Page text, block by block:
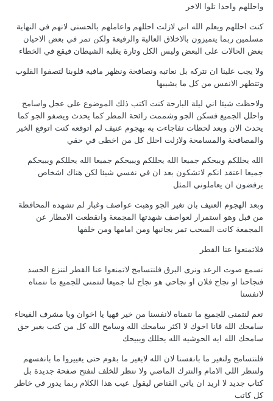
واحللهم واحدا تلوا الاخر
كنت احللهم ويعلم الله اني لازلت احللهم واعاملهم بالحسنى لانهم في النهاية
مسلمين ربما يتميزون بالاخلاق العالية والرفيعة ولكن تمر في بعض الاحيان
بعض الحالات على البعض وليس الكل وتارة يغلبه الشيطان فيقع في الخطاء
ولا يجب علينا ان نتركه بل نعاتبه ونصافحة ونظهر مافيه قلوبنا لتصفوا القلوب
وتتطهر الانفس من كل ما يشيبها
ولاحظت شيئا اني ليلة البارحة كنت اكتب ذلك الموضوع على عجل واسامح
واحلل الجميع فسكن الجو وشممت رائحة المطر كما يحدث ويصفو الجو كما
يحدث الان وبعد لحظات تفاجاءت به بهجوم عنيف لم اتوقعه كنت اتوقع الخير
والمصافحة والمسامحة ولازلت احلل كل من اخطى في حقي
الله يحللكم ويبحكم جميعا الله يحللكم ويبيحكم جميعا الله يحللكم ويبيحكم
جميعا اعتقد انكم لاتشكون بعد ان في نفسي شيئا لكن هناك اشخاص
يرفضون ان يعاملوني المثل
وبعد الهجوم العنيف بان تغير الجو وهبت عواصف وغبار لم تشهده المحافظة
من قبل وهو استمرار لعواصف شهدتها المجمعة وانقطعت الامطار عن
المجمعة كانت السحب تمر بجانبها ومن امامها ومن خلفها
فلاتمنعوا عنا القطر
نسمع صوت الرعد ونرى البرق فلنتسامح لاتمنعوا عنا القطر لننزع الحسد
فنجاحنا او نجاح فلان او نجاحي هو نجاح لنا جميعا لنتمنى للجميع ما نتمناه
لانفسنا
نعم لنتمنى للجميع ما نتمناه لانفسنا من خير فهيا يا اخوان ويا مشرف الفيحاء
سامحك الله فانا اخوك لا اكثر سامحك الله وسامح الله كل من كتب بغير حق
سامحك الله ايه الحوشيه الله يحللك ويبيحك
فلنتسامح ولنغير ما بانفسنا لان الله لايغير ما بقوم حتى يغييروا ما بانفسهم
ولننظر اللى الامام والنترك الماضي ولا ننظر للخلف لنفتح صفحة جديدة بل
كتاب جديد لا اريد ان ياتي القناص ليقول عيب هذا الكلام ربما يدور في خاطر
كل كاتب